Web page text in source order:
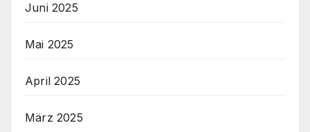
Juni 2025
Mai 2025
April 2025
März 2025